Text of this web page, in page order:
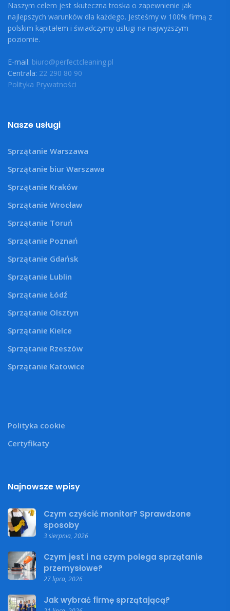
Naszym celem jest skuteczna troska o zapewnienie jak
najlepszych warunków dla każdego. Jesteśmy w 100% firmą z
polskim kapitałem i świadczymy usługi na najwyższym
poziomie.
E-mail: biuro@perfectcleaning.pl
Centrala: 22 290 80 90
Polityka Prywatności
Nasze usługi
Sprzątanie Warszawa
Sprzątanie biur Warszawa
Sprzątanie Kraków
Sprzątanie Wrocław
Sprzątanie Toruń
Sprzątanie Poznań
Sprzątanie Gdańsk
Sprzątanie Lublin
Sprzątanie Łódź
Sprzątanie Olsztyn
Sprzątanie Kielce
Sprzątanie Rzeszów
Sprzątanie Katowice
Polityka cookie
Certyfikaty
Najnowsze wpisy
Czym czyścić monitor? Sprawdzone
sposoby
3 sierpnia, 2026
Czym jest i na czym polega sprzątanie
przemysłowe?
27 lipca, 2026
Jak wybrać firmę sprzątającą?